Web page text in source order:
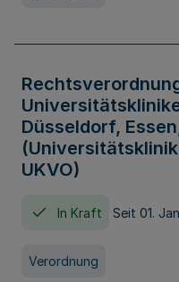
Düsseldorf,
UKVO)
In Kraft Seit 01.
Verordnung